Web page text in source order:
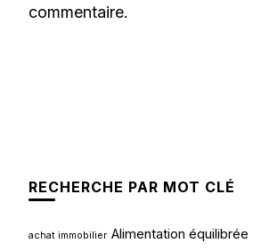
commentaire.
RECHERCHE PAR MOT CLÉ
achat immobilier Alimentation équilibrée